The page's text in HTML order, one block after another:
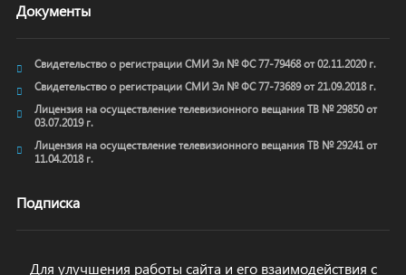
Документы
Свидетельство о регистрации СМИ Эл № ФС 77-79468 от 02.11.2020 г.
Свидетельство о регистрации СМИ Эл № ФС 77-73689 от 21.09.2018 г.
Лицензия на осуществление телевизионного вещания ТВ № 29850 от
03.07.2019 г.
Лицензия на осуществление телевизионного вещания ТВ № 29241 от
11.04.2018 г.
Подписка
Для улучшения работы сайта и его взаимодействия с